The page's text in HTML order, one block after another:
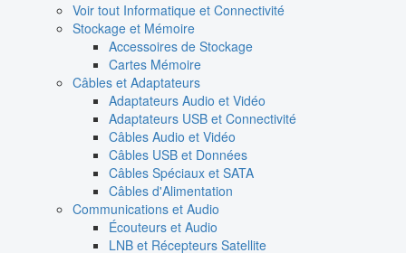
Voir tout Informatique et Connectivité
Stockage et Mémoire
Accessoires de Stockage
Cartes Mémoire
Câbles et Adaptateurs
Adaptateurs Audio et Vidéo
Adaptateurs USB et Connectivité
Câbles Audio et Vidéo
Câbles USB et Données
Câbles Spéciaux et SATA
Câbles d'Alimentation
Communications et Audio
Écouteurs et Audio
LNB et Récepteurs Satellite